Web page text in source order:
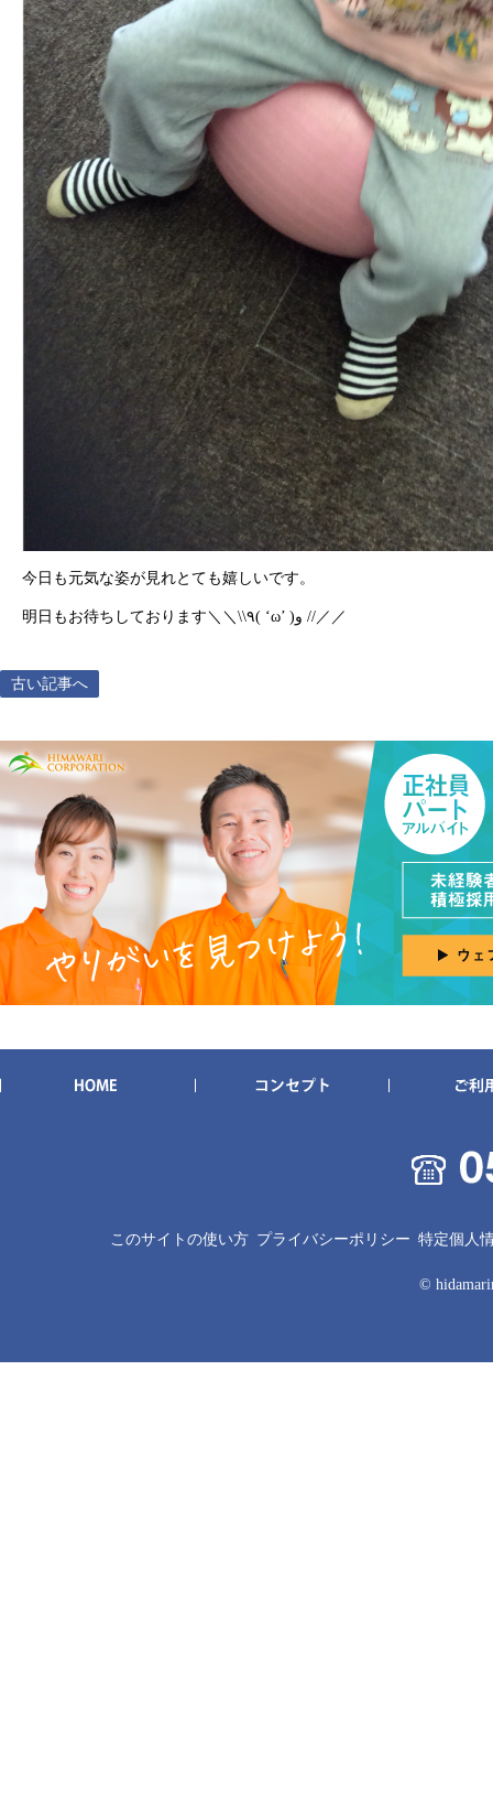
今日も元気な姿が見れとても嬉しいです。
明日もお待ちしております＼＼\\٩( ‘ω’ )و //／／
古い記事へ
このサイトの使い方 プライバシーポリシー 特定個人
©